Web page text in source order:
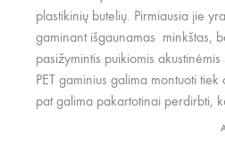
plastikinių butelių. Pirmiausia jie
gaminant išgaunamas minkštas,
pasižymintis puikiomis
PET gaminius galima montuoti
pat galima pakartotinai perdirbti,